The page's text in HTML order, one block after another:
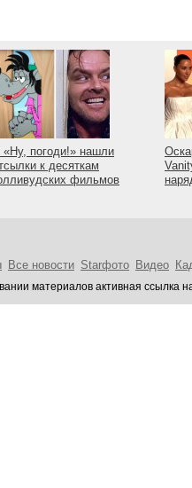
«Ну, погоди!» нашли
к десяткам
фильмов
Все новости Starфото Видео
материалов активная ссылка